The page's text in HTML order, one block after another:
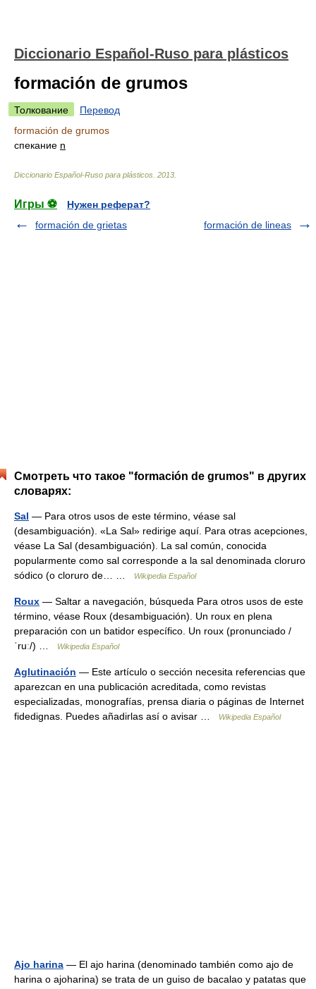
Diccionario Español-Ruso para plásticos
formación de grumos
Толкование
Перевод
formación de grumos
спекание n
Diccionario Español-Ruso para plásticos 2013
Игры ⚽
Нужен реферат?
formación de grietas
formación de lineas
Смотреть что такое "formación de grumos" в других
словарях:
Sal — Para otros usos de este término, véase sal
(desambiguación). «La Sal» redirige aquí. Para otras acepciones,
véase La Sal (desambiguación). La sal común, conocida
popularmente como sal corresponde a la sal denominada cloruro
sódico (o cloruro de… …
Wikipedia Español
Roux — Saltar a navegación, búsqueda Para otros usos de este
término, véase Roux (desambiguación). Un roux en plena
preparación con un batidor específico. Un roux (pronunciado /
ˈruː/) …
Wikipedia Español
Aglutinación — Este artículo o sección necesita referencias que
aparezcan en una publicación acreditada, como revistas
especializadas, monografías, prensa diaria o páginas de Internet
fidedignas. Puedes añadirlas así o avisar …
Wikipedia Español
Ajo harina — El ajo harina (denominado también como ajo de
harina o ajoharina) se trata de un guiso de bacalao y patatas que